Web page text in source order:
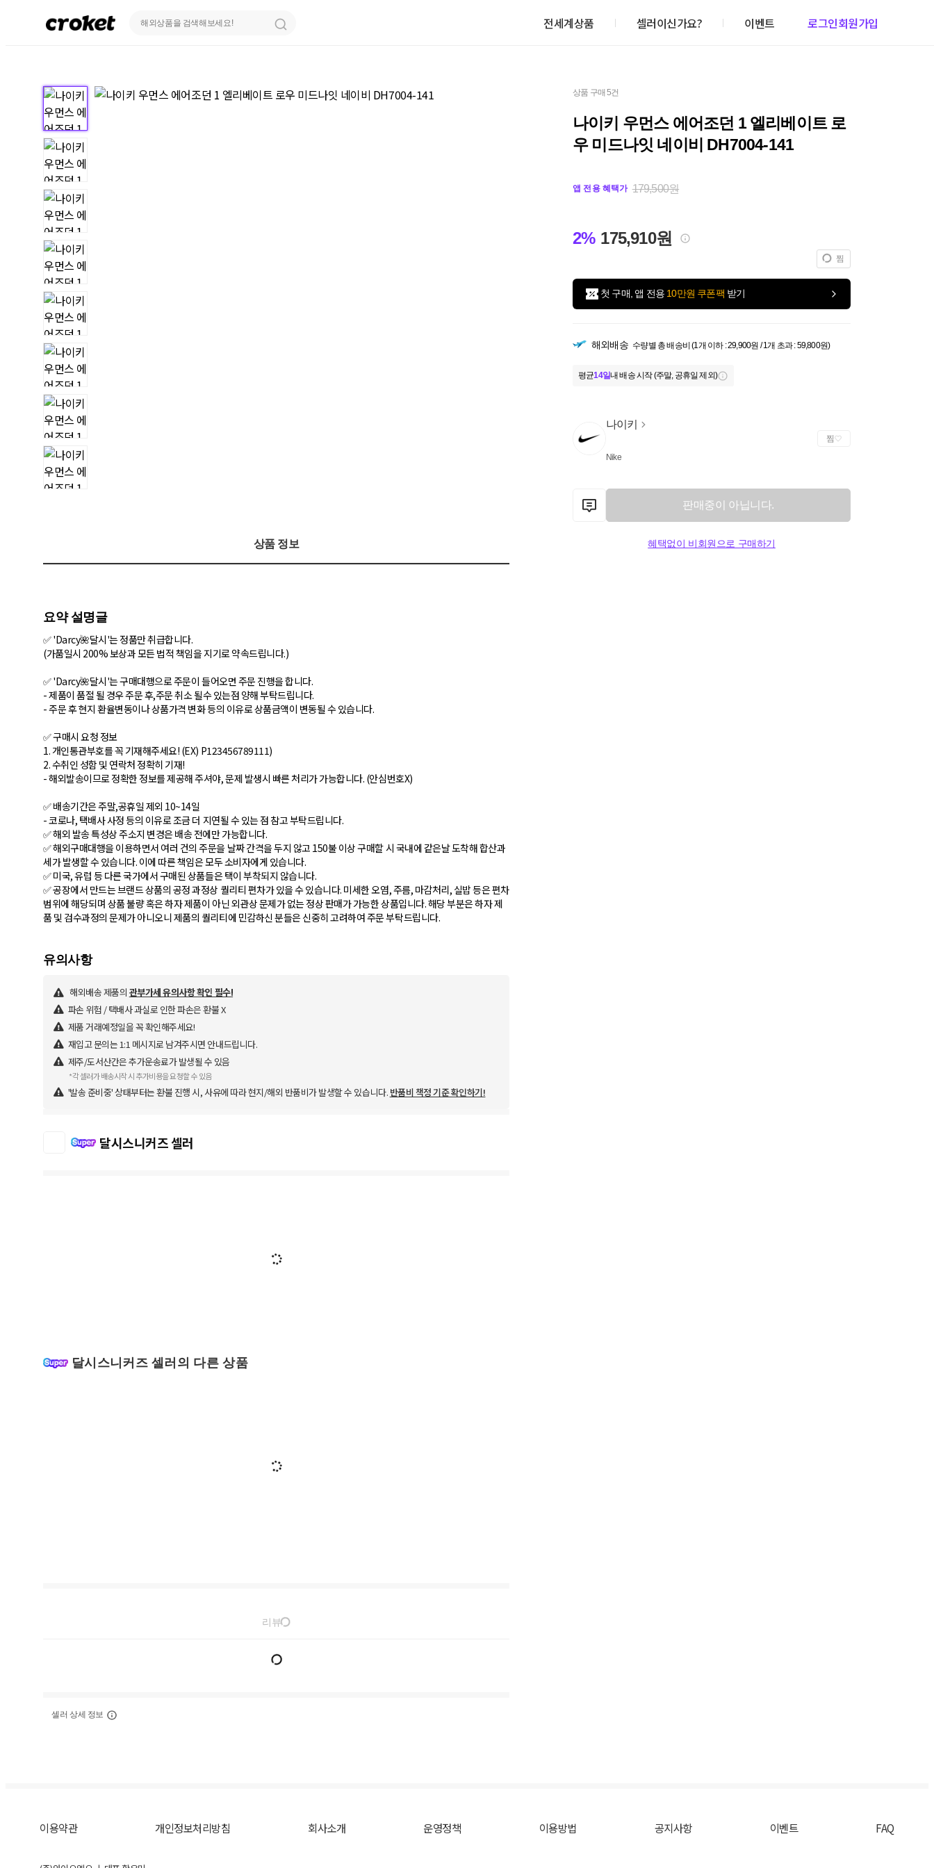
전세계상품 셀러이신가요? 이벤트 로그인회원가입
상품 구매 5건
나이키 우먼스 에어조던 1 엘리베이트 로
우 미드나잇 네이비 DH7004-141
앱 전용 혜택가 179,500원
2% 175,910원
찜
첫 구매, 앱 전용 10만원 쿠폰팩 받기
해외배송 수량별 총 배송비 (1개 이하 : 29,900원 / 1개 초과 : 59,800원)
평균14일내 배송 시작 (주말, 공휴일 제외)
나이키
Nike
찜
판매중이 아닙니다.
혜택없이 비회원으로 구매하기
상품 정보
요약 설명글
✅ 'Darcy🌺달시'는 정품만 취급합니다.
(가품일시 200% 보상과 모든 법적 책임을 지기로 약속드립니다.)
✅ 'Darcy🌺달시'는 구매대행으로 주문이 들어오면 주문 진행을 합니다.
- 제품이 품절 될 경우 주문 후,주문 취소 될수 있는점 양해 부탁드립니다.
- 주문 후 현지 환율변동이나 상품가격 변화 등의 이유로 상품금액이 변동될 수 있습니다.
✅ 구매시 요청 정보
1. 개인통관부호를 꼭 기재해주세요! (EX) P123456789111)
2. 수취인 성함 및 연락처 정확히 기재!
- 해외발송이므로 정확한 정보를 제공해 주셔야, 문제 발생시 빠른 처리가 가능합니다. (안심번호X)
✅ 배송기간은 주말,공휴일 제외 10~14일
- 코로나, 택배사 사정 등의 이유로 조금 더 지연될 수 있는 점 참고 부탁드립니다.
✅ 해외 발송 특성상 주소지 변경은 배송 전에만 가능합니다.
✅ 해외구매대행을 이용하면서 여러 건의 주문을 날짜 간격을 두지 않고 150불 이상 구매할 시 국내에 같은날 도착해 합산과
세가 발생할 수 있습니다. 이에 따른 책임은 모두 소비자에게 있습니다.
✅ 미국, 유럽 등 다른 국가에서 구매된 상품들은 택이 부착되지 않습니다.
✅ 공장에서 만드는 브랜드 상품의 공정 과정상 퀄리티 편차가 있을 수 있습니다. 미세한 오염, 주름, 마감처리, 실밥 등은 편차
범위에 해당되며 상품 불량 혹은 하자 제품이 아닌 외관상 문제가 없는 정상 판매가 가능한 상품입니다. 해당 부분은 하자 제
유의사항
해외배송 제품의 관부가세 유의사항 확인 필수!
파손 위험 / 택배사 과실로 인한 파손은 환불 X
제품 거래예정일을 꼭 확인해주세요!
재입고 문의는 1:1 메시지로 남겨주시면 안내드립니다.
제주/도서산간은 추가운송료가 발생될 수 있음
*각 셀러가 배송시작 시 추가비용을 요청할 수 있음
'발송 준비중' 상태부터는 환불 진행 시, 사유에 따라 현지/해외 반품비가 발생할 수 있습니다. 반품비 책정 기준 확인하기!
달시스니커즈 셀러
달시스니커즈 셀러의 다른 상품
리뷰
셀러 상세 정보
이용약관 개인정보처리방침 회사소개 운영정책 이용방법 공지사항 이벤트 FAQ